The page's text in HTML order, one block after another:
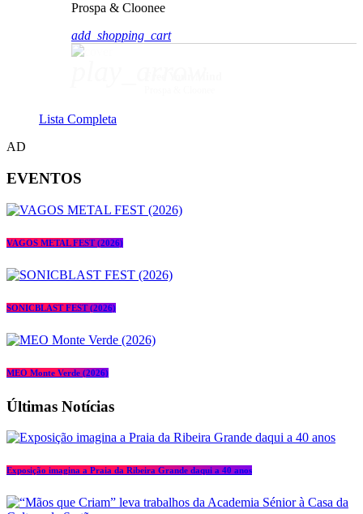
Prospa & Cloonee
add_shopping_cart
Lista Completa
AD
EVENTOS
VAGOS METAL FEST (2026)
SONICBLAST FEST (2026)
MEO Monte Verde (2026)
Últimas Notícias
Exposição imagina a Praia da Ribeira Grande daqui a 40 anos